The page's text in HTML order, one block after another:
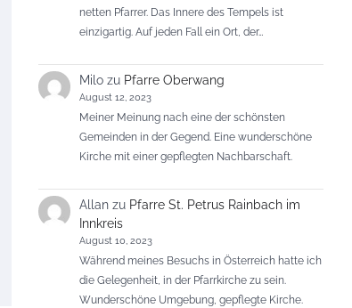
netten Pfarrer. Das Innere des Tempels ist
einzigartig. Auf jeden Fall ein Ort, der…
Milo zu Pfarre Oberwang
August 12, 2023
Meiner Meinung nach eine der schönsten
Gemeinden in der Gegend. Eine wunderschöne
Kirche mit einer gepflegten Nachbarschaft.
Allan zu Pfarre St. Petrus Rainbach im
Innkreis
August 10, 2023
Während meines Besuchs in Österreich hatte ich
die Gelegenheit, in der Pfarrkirche zu sein.
Wunderschöne Umgebung, gepflegte Kirche.